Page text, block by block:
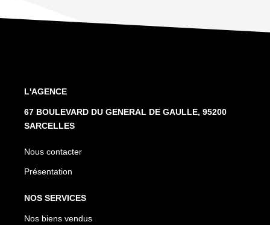
L'AGENCE
67 BOULEVARD DU GENERAL DE GAULLE, 95200
SARCELLES
Nous contacter
Présentation
NOS SERVICES
Nos biens vendus